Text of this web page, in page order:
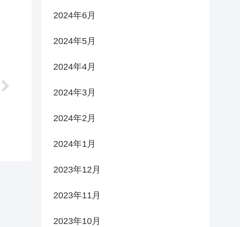
2024年6月
2024年5月
2024年4月
2024年3月
2024年2月
2024年1月
2023年12月
2023年11月
2023年10月